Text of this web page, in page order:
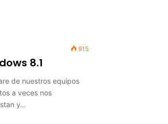
915
8.1
de nuestros equipos
a veces nos
y…